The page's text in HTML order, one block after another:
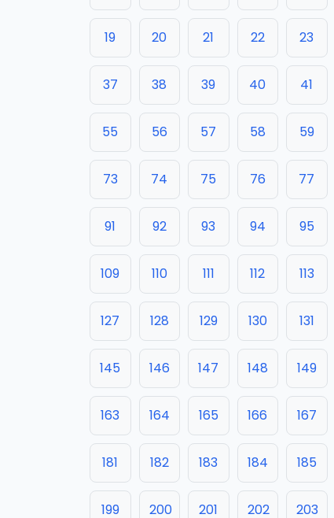
19 20 21 22 23
37 38 39 40 41
55 56 57 58 59
73 74 75 76 77
91 92 93 94 95
109 110 111 112 113
127 128 129 130 131
145 146 147 148 149
163 164 165 166 167
181 182 183 184 185
199 200 201 202 203